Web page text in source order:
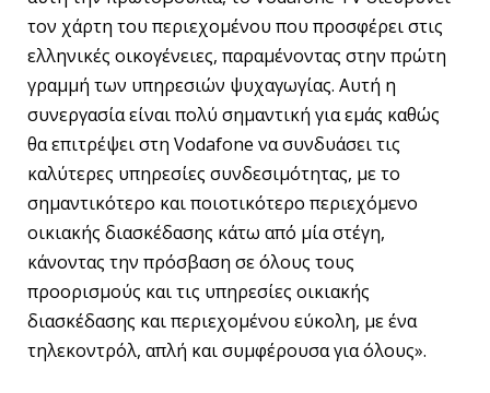
τον χάρτη του περιεχομένου που προσφέρει στις
ελληνικές οικογένειες, παραμένοντας στην πρώτη
γραμμή των υπηρεσιών ψυχαγωγίας. Αυτή η
συνεργασία είναι πολύ σημαντική για εμάς καθώς
θα επιτρέψει στη Vodafone να συνδυάσει τις
καλύτερες υπηρεσίες συνδεσιμότητας, με το
σημαντικότερο και ποιοτικότερο περιεχόμενο
οικιακής διασκέδασης κάτω από μία στέγη,
κάνοντας την πρόσβαση σε όλους τους
προορισμούς και τις υπηρεσίες οικιακής
διασκέδασης και περιεχομένου εύκολη, με ένα
τηλεκοντρόλ, απλή και συμφέρουσα για όλους».